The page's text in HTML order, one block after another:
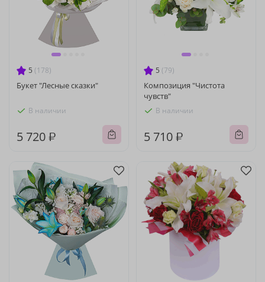
5 (178)
Букет "Лесные сказки"
В наличии
5 720 ₽
5 (79)
Композиция "Чистота
чувств"
В наличии
5 710 ₽